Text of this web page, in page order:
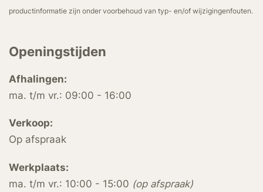
productinformatie zijn onder voorbehoud van typ- en/of wijzigingenfouten.
Openingstijden
Afhalingen:
ma. t/m vr.: 09:00 - 16:00
Verkoop:
Op afspraak
Werkplaats:
ma. t/m vr.: 10:00 - 15:00 (op afspraak)